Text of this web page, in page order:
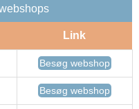
Link
Besøg webshop
Besøg webshop